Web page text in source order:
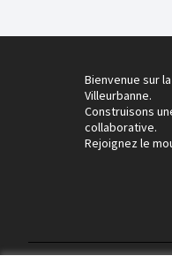
Bienvenue sur
Villeurbanne.
Construisons
collaborative.
Rejoignez le